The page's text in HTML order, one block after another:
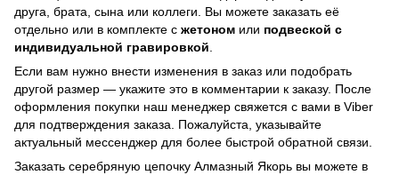
друга, брата, сына или коллеги. Вы можете заказать её
отдельно или в комплекте с жетоном или подвеской с
индивидуальной гравировкой
Если вам нужно внести изменения в заказ или подобрать
другой размер — укажите это в комментарии к заказу. После
оформления покупки наш менеджер свяжется с вами в Viber
для подтверждения заказа. Пожалуйста, указывайте
актуальный мессенджер для более быстрой обратной связи.
Заказать серебряную цепочку Алмазный Якорь вы можете в